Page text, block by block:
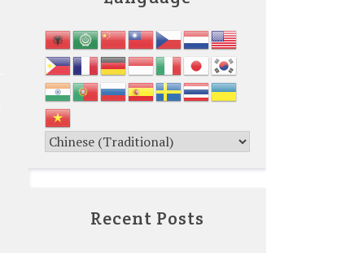
Recent Posts